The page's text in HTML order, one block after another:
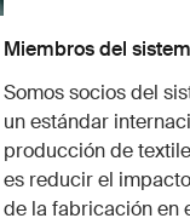
Miembros del
Somos socios del
un estándar
producción de
es reducir el
de la fabricación en